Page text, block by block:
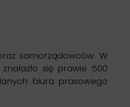
samorządowców. W
się prawie 500
biura prasowego